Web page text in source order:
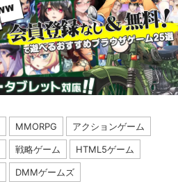
MMORPG アクションゲーム
戦略ゲーム HTML5ゲーム
DMMゲームズ